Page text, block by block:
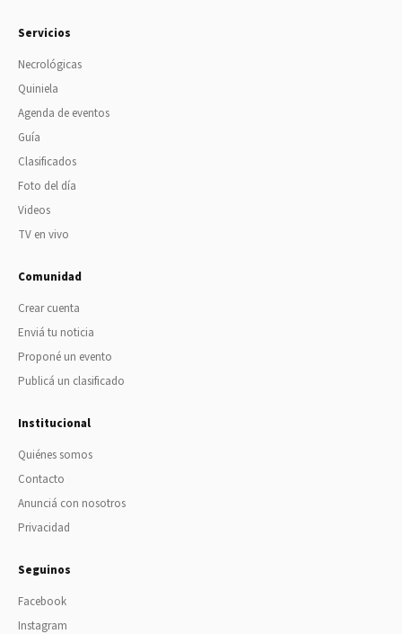
Servicios
Necrológicas
Quiniela
Agenda de eventos
Guía
Clasificados
Foto del día
Videos
TV en vivo
Comunidad
Crear cuenta
Enviá tu noticia
Proponé un evento
Publicá un clasificado
Institucional
Quiénes somos
Contacto
Anunciá con nosotros
Privacidad
Seguinos
Facebook
Instagram